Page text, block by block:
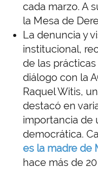
cada marzo. A
la Mesa de
La denuncia y
institucional,
de las
diálogo con la
Raquel Witis,
destacó en
importancia de
democrática.
es la madre de
hace más de